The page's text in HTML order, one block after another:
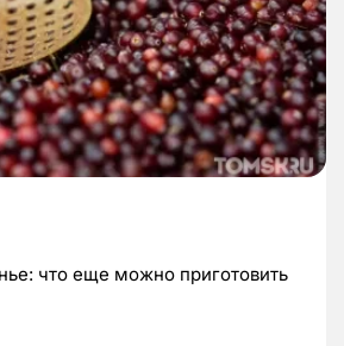
что еще можно приготовить